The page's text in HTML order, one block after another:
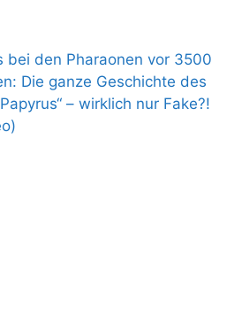
bei den Pharaonen vor 3500
Die ganze Geschichte des
Papyrus“ – wirklich nur Fake?!